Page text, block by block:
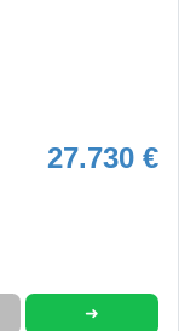
27.730 €
➜